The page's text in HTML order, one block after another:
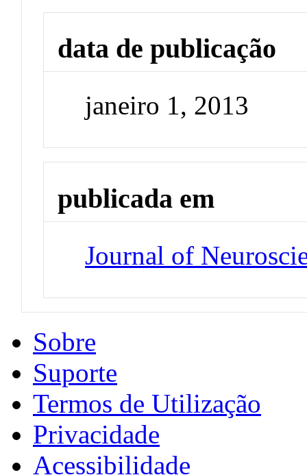
data de publicação
janeiro 1, 2013
publicada em
Journal of
Sobre
Suporte
Termos de Utilização
Privacidade
Acessibilidade